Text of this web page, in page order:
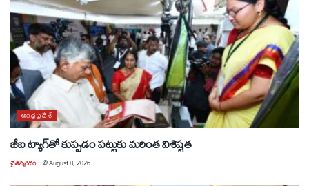
ఆంధ్రప్రదేశ్
జీఐ ట్యాగ్‌తో కుప్పడం పట్టుకు మరింత విశిష్టత
చైతన్యరధం @August 8, 2026